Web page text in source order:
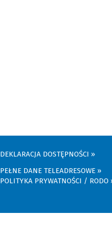
DEKLARACJA DOSTĘPNOŚCI
PEŁNE DANE TELEADRESOWE
POLITYKA PRYWATNOŚCI / RODO